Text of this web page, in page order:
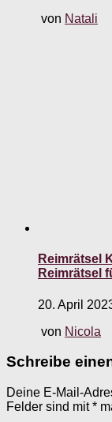
von Natali
Reimrätsel
Reimrätsel
20. April
von Nicola
Schreibe
Deine E-Mail-
Felder sind mit*